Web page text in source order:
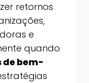
retornos
e
quando
bem-